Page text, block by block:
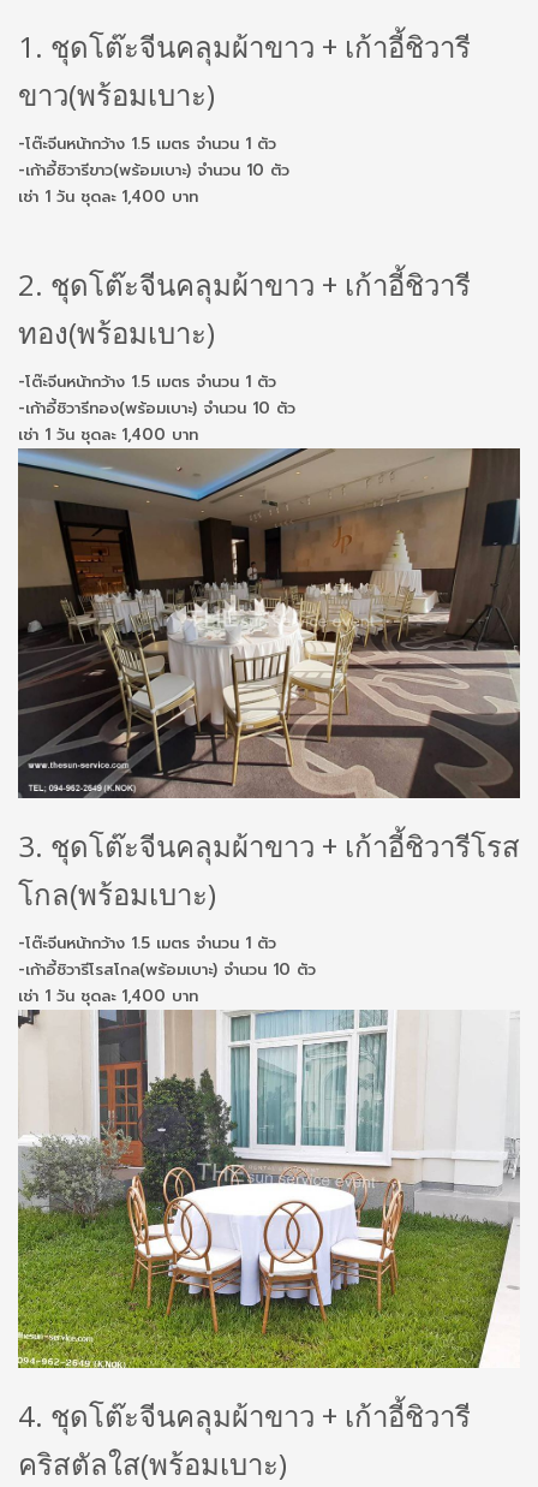
1. ชุดโต๊ะจีนคลุมผ้าขาว + เก้าอี้ชิวารี
ขาว(พร้อมเบาะ)
-โต๊ะจีนหน้ากว้าง 1.5 เมตร จำนวน 1 ตัว
-เก้าอี้ชิวารีขาว(พร้อมเบาะ) จำนวน 10 ตัว
เช่า 1 วัน ชุดละ 1,400 บาท
2. ชุดโต๊ะจีนคลุมผ้าขาว + เก้าอี้ชิวารี
ทอง(พร้อมเบาะ)
-โต๊ะจีนหน้ากว้าง 1.5 เมตร จำนวน 1 ตัว
-เก้าอี้ชิวารีทอง(พร้อมเบาะ) จำนวน 10 ตัว
เช่า 1 วัน ชุดละ 1,400 บาท
3. ชุดโต๊ะจีนคลุมผ้าขาว + เก้าอี้ชิวารีโรส
โกล(พร้อมเบาะ)
-โต๊ะจีนหน้ากว้าง 1.5 เมตร จำนวน 1 ตัว
-เก้าอี้ชิวารีโรสโกล(พร้อมเบาะ) จำนวน 10 ตัว
เช่า 1 วัน ชุดละ 1,400 บาท
4. ชุดโต๊ะจีนคลุมผ้าขาว + เก้าอี้ชิวารี
คริสตัลใส(พร้อมเบาะ)